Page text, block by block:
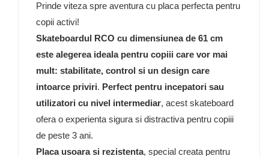
Prinde viteza spre aventura cu placa perfecta pentru
copii activi!
Skateboardul RCO cu dimensiunea de 61 cm
este alegerea ideala pentru copiii care vor mai
mult: stabilitate, control si un design care
intoarce priviri. Perfect pentru incepatori sau
utilizatori cu nivel intermediar, acest skateboard
ofera o experienta sigura si distractiva pentru copiii
de peste 3 ani.
Placa usoara si rezistenta, special creata pentru